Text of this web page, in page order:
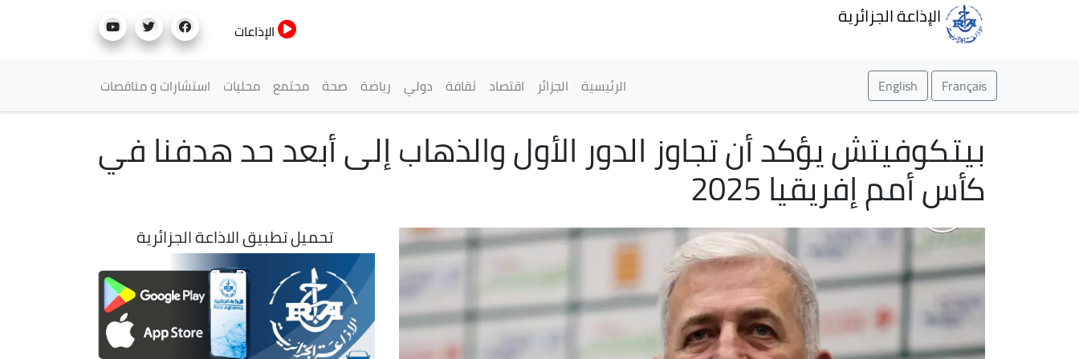
الإذاعة الجزائرية
الإذاعات
Français
English القائمة الرئيسية
الرئيسية الجزائر اقتصاد ثقافة دولي رياضة صحة مجتمع محليات استشارات و مناقصات
بيتكوفيتش يؤكد أن تجاوز الدور الأول والذهاب إلى أبعد حد هدفنا في
كأس أمم إفريقيا 2025
تحميل تطبيق الاذاعة الجزائرية